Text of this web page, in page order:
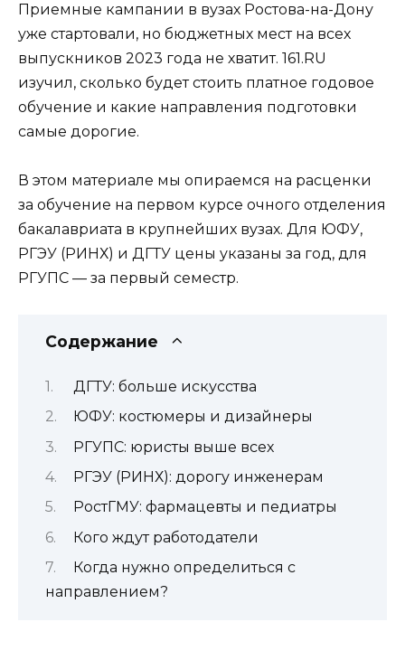
Приемные кампании в вузах Ростова-на-Дону
уже стартовали, но бюджетных мест на всех
выпускников 2023 года не хватит. 161.RU
изучил, сколько будет стоить платное годовое
обучение и какие направления подготовки
самые дорогие.
В этом материале мы опираемся на расценки
за обучение на первом курсе очного отделения
бакалавриата в крупнейших вузах. Для ЮФУ,
РГЭУ (РИНХ) и ДГТУ цены указаны за год, для
РГУПС — за первый семестр.
Содержание
ДГТУ: больше искусства
ЮФУ: костюмеры и дизайнеры
РГУПС: юристы выше всех
РГЭУ (РИНХ): дорогу инженерам
РостГМУ: фармацевты и педиатры
Кого ждут работодатели
Когда нужно определиться с
направлением?